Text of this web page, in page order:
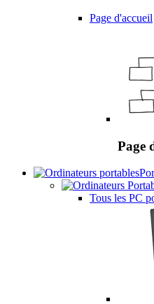
Page d'accueil
Page
Tous les PC